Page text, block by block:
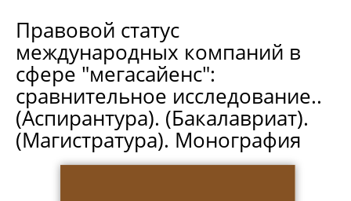
Правовой статус
международных компаний в
сфере "мегасайенс":
сравнительное исследование..
(Аспирантура). (Бакалавриат).
(Магистратура). Монография